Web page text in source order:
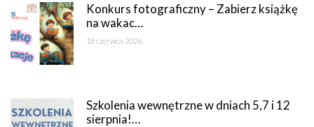
Konkurs fotograficzny – Zabierz książkę
na wakac…
18 czerwca 2026
Szkolenia wewnętrzne w dniach 5,7 i 12
sierpnia!…